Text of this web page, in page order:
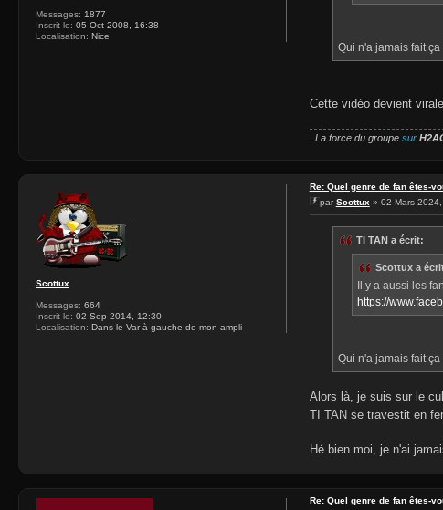
Messages: 1877
Inscrit le: 05 Oct 2008, 16:38
Localisation: Nice
Qui n'a jamais fait ça
Cette vidéo devient virale
..La force du groupe sur
Scottux
Messages: 664
Inscrit le: 02 Sep 2014, 12:30
Localisation: Dans le Var à gauche de mon ampli
Re: Quel genre de fan êtes-
par Scottux » 02 Mars
TI TAN a écrit:
Scottux a
Il y a aussi les
https://
Qui n'a jamais fait ça
Alors là, je suis sur le
TI TAN se travestit en
Hé bien moi, je n'ai
Re: Quel genre de fan êtes-